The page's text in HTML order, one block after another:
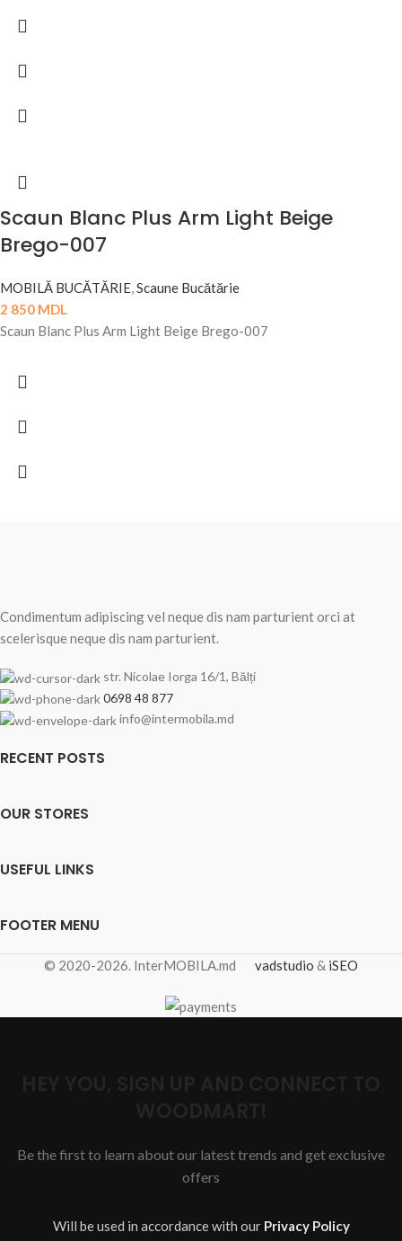
Scaun Blanc Plus Arm Light Beige
Brego-007
MOBILĂ BUCĂTĂRIE,Scaune Bucătărie
2 850 MDL
Scaun Blanc Plus Arm Light Beige Brego-007
Condimentum adipiscing vel neque dis nam parturient orci at
scelerisque neque dis nam parturient.
str. Nicolae Iorga 16/1, Bălți
0698 48 877
info@intermobila.md
RECENT POSTS
OUR STORES
USEFUL LINKS
FOOTER MENU
© 2020-2026. InterMOBILA.md vadstudio & iSEO
Be the first to learn about our latest trends and get exclusive
offers
Will be used in accordance with our Privacy Policy